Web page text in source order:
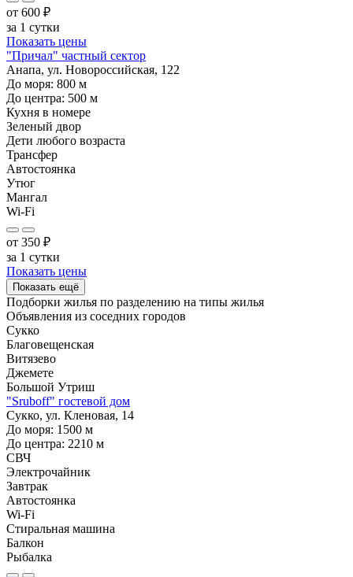
от 600 ₽
за 1 сутки
Показать цены
"Причал" частный сектор
Анапа, ул. Новороссийская, 122
До моря: 800 м
До центра: 500 м
Кухня в номере
Зеленый двор
Дети любого возраста
Трансфер
Автостоянка
Утюг
Мангал
Wi-Fi
от 350 ₽
за 1 сутки
Показать цены
Показать ещё
Подборки жилья по разделению на типы жилья
Объявления из соседних городов
Сукко
Благовещенская
Витязево
Джемете
Большой Утриш
"Sruboff" гостевой дом
Сукко, ул. Кленовая, 14
До моря: 1500 м
До центра: 2210 м
СВЧ
Электрочайник
Завтрак
Автостоянка
Wi-Fi
Стиральная машина
Балкон
Рыбалка